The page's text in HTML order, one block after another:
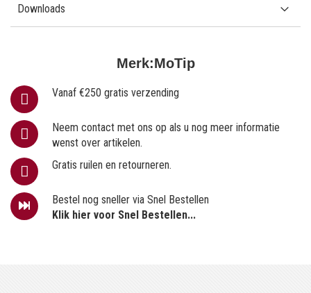
Merk:MoTip
Vanaf €250 gratis verzending
Neem contact met ons op als u nog meer informatie
wenst over artikelen.
Gratis ruilen en retourneren.
Bestel nog sneller via Snel Bestellen
Klik hier voor Snel Bestellen...
Downloads